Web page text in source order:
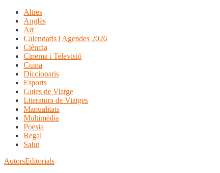
Altres
Anglès
Art
Calendaris i Agendes 2026
Ciència
Cinema i Televisió
Cuina
Diccionaris
Esports
Guies de Viatge
Literatura de Viatges
Manualitats
Multimèdia
Poesia
Regal
Salut
AutorsEditorials